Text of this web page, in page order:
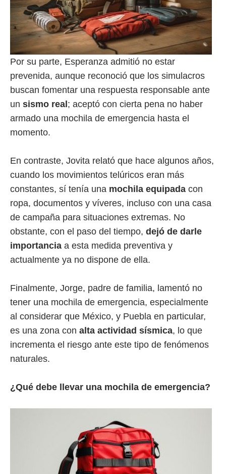
Por su parte, Esperanza admitió no estar
prevenida, aunque reconoció que los simulacros
buscan fomentar una respuesta responsable ante
un sismo real ; aceptó con cierta pena no haber
armado una mochila de emergencia hasta el
momento.
En contraste, Jovita relató que hace algunos años,
cuando los movimientos telúricos eran más
constantes, sí tenía una mochila equipada con
ropa, documentos y víveres, incluso con una casa
de campaña para situaciones extremas. No
obstante, con el paso del tiempo, dejó de darle
importancia a esta medida preventiva y
actualmente ya no dispone de ella.
Finalmente, Jorge, padre de familia, lamentó no
tener una mochila de emergencia, especialmente
al considerar que México, y Puebla en particular,
es una zona con alta actividad sísmica, lo que
incrementa el riesgo ante este tipo de fenómenos
naturales.
¿Qué debe llevar una mochila de emergencia?